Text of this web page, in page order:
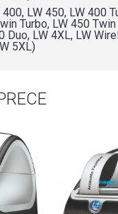
LW 450, LW 400
Turbo, LW 450 Twin
Duo, LW 4XL, LW
5XL)